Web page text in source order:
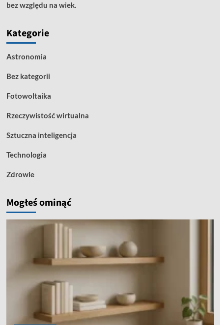
bez względu na wiek.
Kategorie
Astronomia
Bez kategorii
Fotowoltaika
Rzeczywistość wirtualna
Sztuczna inteligencja
Technologia
Zdrowie
Mogłeś ominąć